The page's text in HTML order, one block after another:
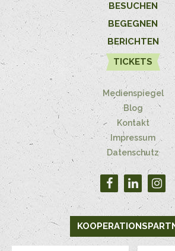
BESUCHEN
BEGEGNEN
BERICHTEN
TICKETS
Medienspiegel
Blog
Kontakt
Impressum
Datenschutz